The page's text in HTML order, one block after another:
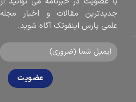
جدیدترین مقالات و اخبار مجله
علمی پارس اینفوتک آگاه شوید.